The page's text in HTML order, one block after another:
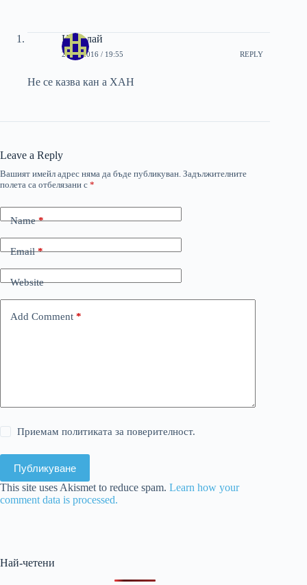
Николай
27/11/2016 / 19:55 REPLY
Не се казва кан а ХАН
Leave a Reply
Вашият имейл адрес няма да бъде публикуван. Задължителните
полета са отбелязани с *
Name*
Email*
Website
Add Comment *
Приемам политиката за поверителност.
Публикуване
This site uses Akismet to reduce spam. Learn how your
comment data is processed.
Най-четени